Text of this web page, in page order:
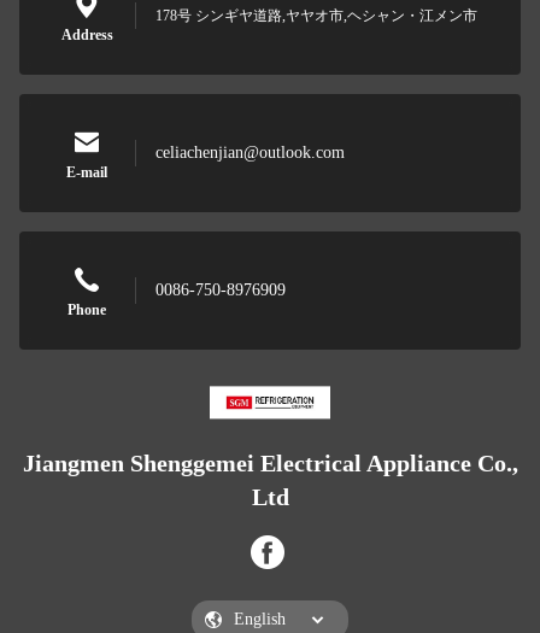
Address
178号 シンギヤ道路,ヤヤオ市,ヘシャン・江メン市
E-mail
celiachenjian@outlook.com
Phone
0086-750-8976909
Jiangmen Shenggemei Electrical Appliance Co.,
Ltd